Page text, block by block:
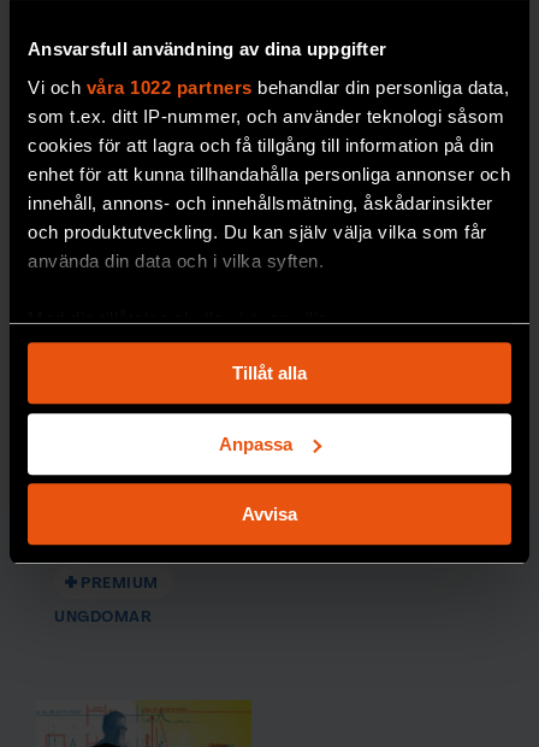
Ansvarsfull användning av dina uppgifter
Vi och våra 1022 partners behandlar din personliga data,
som t.ex. ditt IP-nummer, och använder teknologi såsom
cookies för att lagra och få tillgång till information på din
enhet för att kunna tillhandahålla personliga annonser och
innehåll, annons- och innehållsmätning, åskådarinsikter
och produktutveckling. Du kan själv välja vilka som får
använda din data och i vilka syften.
Med din tillåtelse skulle vi även vilja:
som kan ha en noggrannhet på upp till flera meter
Identifiera din enhet genom att aktivt skanna den
för specifika kännetecken (fingeravtryck)
Ta reda på mer om hur dina personliga uppgifter
helst från cookie-förklaringen.
Vi använder enhetsidentifierare för att anpassa innehållet
vidarebefordrar även sådana identifierare och annan
information från din enhet till de sociala medier och
Tillåt alla
Anpassa
Avvisa
Svenskt
guld i
internation
fysikolympi
Leshi Zhang tarhem
Sverige i den
fysikolympiaden.
PREMIUM
UNGDOMAR
3 gånger
när
forskare
Ibland är forskarnas
misstag mer
spektakulära än
vanligt.
PREMIUM FYSIK